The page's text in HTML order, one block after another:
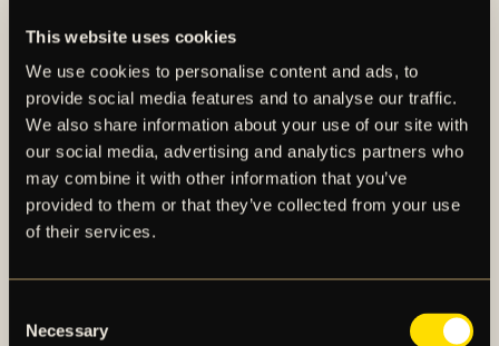
This website uses cookies
We use cookies to personalise content and ads, to
provide social media features and to analyse our traffic.
We also share information about your use of our site with
our social media, advertising and analytics partners who
may combine it with other information that you’ve
provided to them or that they’ve collected from your use
of their services.
Selection
Necessary
AIK – SEDAN 1891
elitfotbollsverksamhet genom ett herrlag och ett